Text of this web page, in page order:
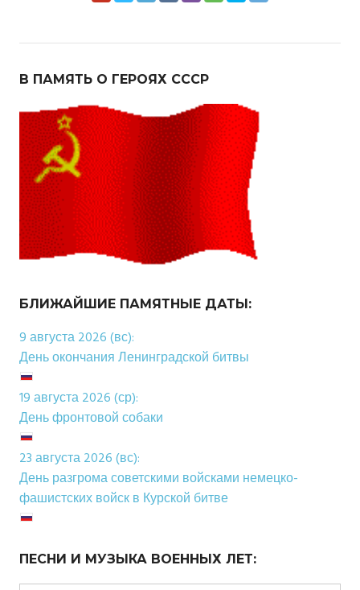
В ПАМЯТЬ О ГЕРОЯХ СССР
БЛИЖАЙШИЕ ПАМЯТНЫЕ ДАТЫ:
9 августа 2026 (вс):
День окончания Ленинградской битвы
19 августа 2026 (ср):
День фронтовой собаки
23 августа 2026 (вс):
День разгрома советскими войсками немецко-
фашистских войск в Курской битве
ПЕСНИ И МУЗЫКА ВОЕННЫХ ЛЕТ: